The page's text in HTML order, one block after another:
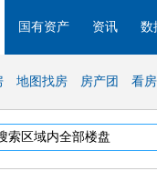
国有资产 资讯 数
地图找房 房产团 看